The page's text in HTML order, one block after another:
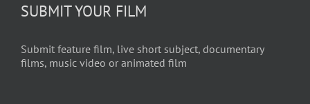
SUBMIT YOUR FILM
Submit feature film, live short subject, documentary
films, music video or animated film